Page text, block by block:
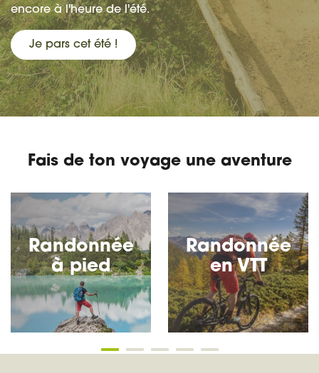
encore à l'heure de l'été.
Je pars cet été !
Fais de ton voyage une aventure
Randonnée
à pied
Randonnée
en VTT